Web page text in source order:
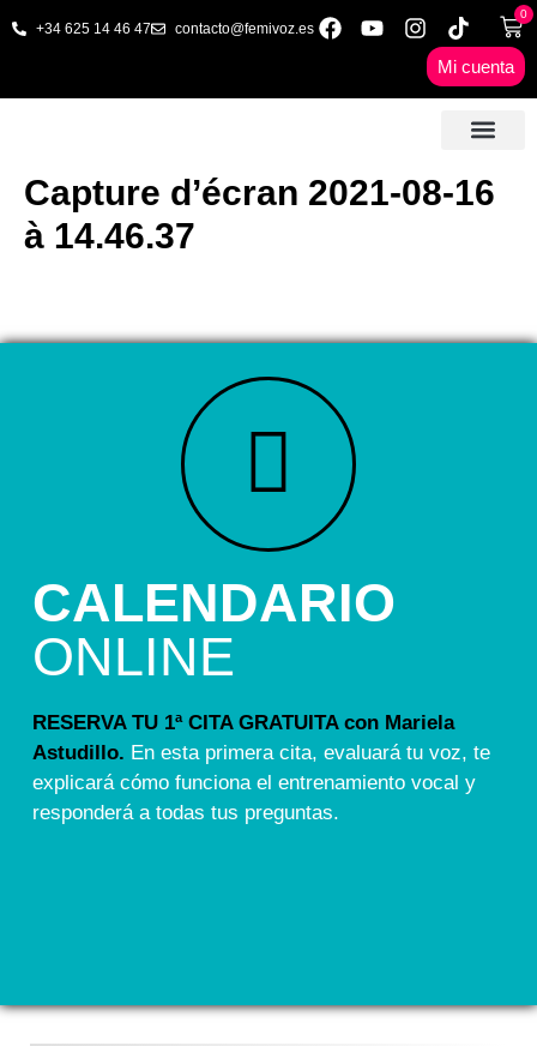
+34 625 14 46 47 contacto@femivoz.es
0
Mi cuenta
Capture d’écran 2021-08-16
à 14.46.37
CALENDARIO
ONLINE
RESERVA TU 1ª CITA GRATUITA con Mariela
Astudillo. En esta primera cita, evaluará tu voz, te
explicará cómo funciona el entrenamiento vocal y
responderá a todas tus preguntas.